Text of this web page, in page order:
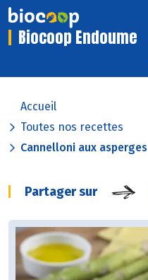
Biocoop Endoume
Accueil
Toutes nos recettes
Cannelloni aux asperges
Partager sur